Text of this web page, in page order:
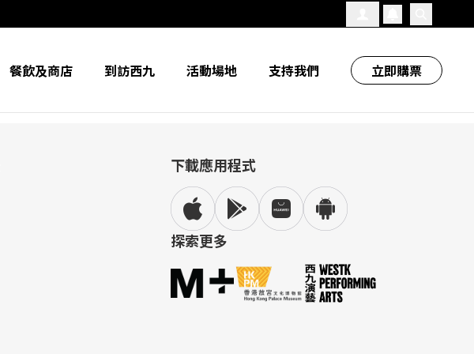
餐飲及商店 到訪西九 活動場地 支持我們 立即購票
下載應用程式
探索更多